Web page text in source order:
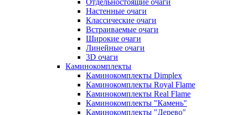
Отдельностоящие очаги
Настенные очаги
Классические очаги
Встраиваемые очаги
Широкие очаги
Линейные очаги
3D очаги
Каминокомплекты
Каминокомплекты Dimplex
Каминокомплекты Royal Flame
Каминокомплекты Real Flame
Каминокомплекты "Камень"
Каминокомплекты "Дерево"